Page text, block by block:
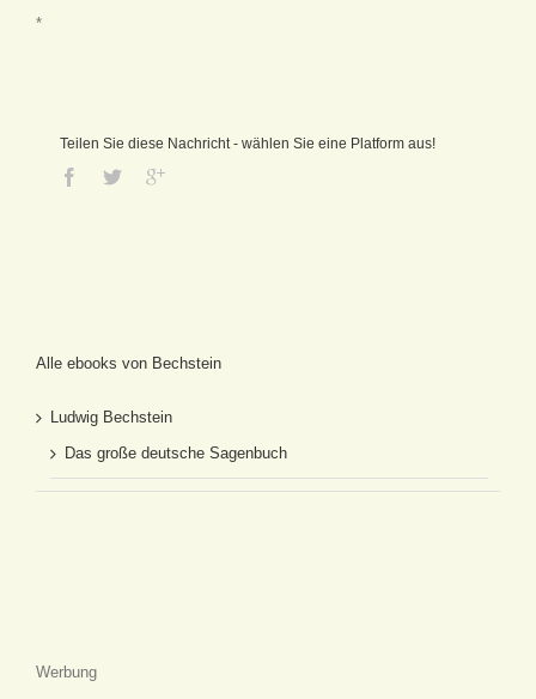
*
Teilen Sie diese Nachricht - wählen Sie eine Platform aus!
Alle ebooks von Bechstein
Ludwig Bechstein
Das große deutsche Sagenbuch
Werbung